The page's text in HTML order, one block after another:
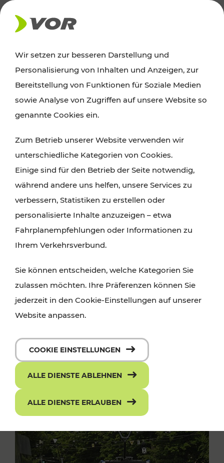
AKTUELLES
News
Alle wichtigen Meldungen zu Fahrplanänderungen,
finden Sie hier im Überblick.
Wir setzen zur besseren Darstellung und
Personalisierung von Inhalten und Anzeigen, zur
Bereitstellung von Funktionen für Soziale Medien
sowie Analyse von Zugriffen auf unsere Website so
genannte Cookies ein.
Zum Betrieb unserer Website verwenden wir
unterschiedliche Kategorien von Cookies.
Einige sind für den Betrieb der Seite notwendig,
während andere uns helfen, unsere Services zu
verbessern, Statistiken zu erstellen oder
personalisierte Inhalte anzuzeigen – etwa
Fahrplanempfehlungen oder Informationen zu
Ihrem Verkehrsverbund.
Sie können entscheiden, welche Kategorien Sie
zulassen möchten. Ihre Präferenzen können Sie
jederzeit in den Cookie-Einstellungen auf unserer
Website anpassen.
COOKIE EINSTELLUNGEN
ALLE DIENSTE ABLEHNEN
ALLE DIENSTE ERLAUBEN